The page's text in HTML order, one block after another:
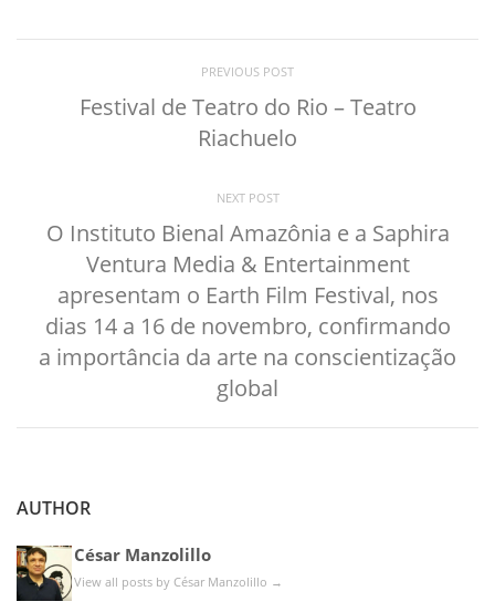
PREVIOUS POST
Festival de Teatro do Rio – Teatro
Riachuelo
NEXT POST
O Instituto Bienal Amazônia e a Saphira
Ventura Media & Entertainment
apresentam o Earth Film Festival, nos
dias 14 a 16 de novembro, confirmando
a importância da arte na conscientização
global
AUTHOR
César Manzolillo
View all posts by César Manzolillo →